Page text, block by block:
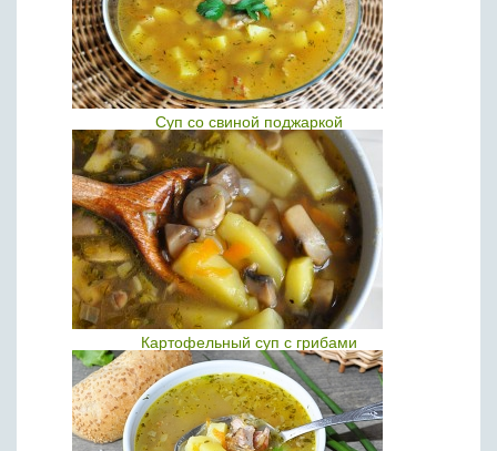
Суп со свиной поджаркой
Картофельный суп с грибами